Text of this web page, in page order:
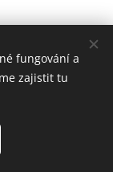
fungování a
zajistit tu